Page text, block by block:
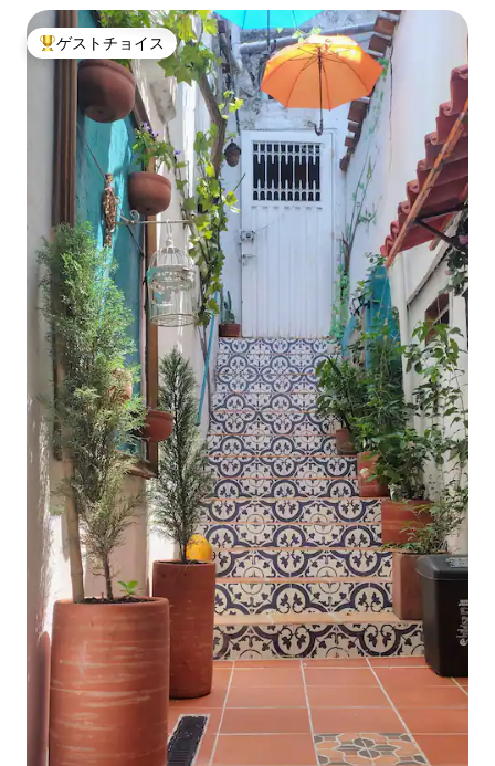
大好評のゲストチョイスです。
ゲストチョイス